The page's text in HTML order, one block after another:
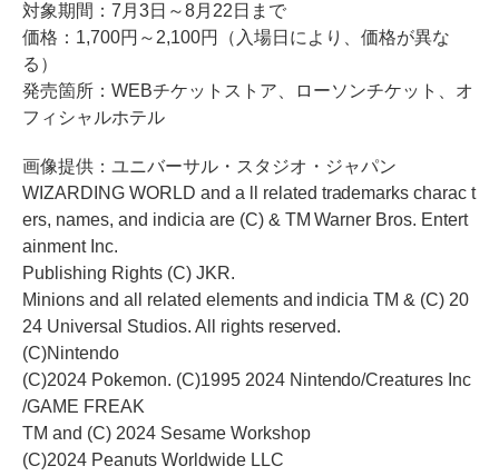
対象期間：7月3日～8月22日まで
価格：1,700円～2,100円（入場日により、価格が異な
る）
発売箇所：WEBチケットストア、ローソンチケット、オ
フィシャルホテル
画像提供：ユニバーサル・スタジオ・ジャパン
WIZARDING WORLD and a ll related trademarks charac t
ers, names, and indicia are (C) & TM Warner Bros. Entert
ainment Inc.
Publishing Rights (C) JKR.
Minions and all related elements and indicia TM & (C) 20
24 Universal Studios. All rights reserved.
(C)Nintendo
(C)2024 Pokemon. (C)1995 2024 Nintendo/Creatures Inc
/GAME FREAK
TM and (C) 2024 Sesame Workshop
(C)2024 Peanuts Worldwide LLC